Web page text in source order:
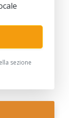
sezione